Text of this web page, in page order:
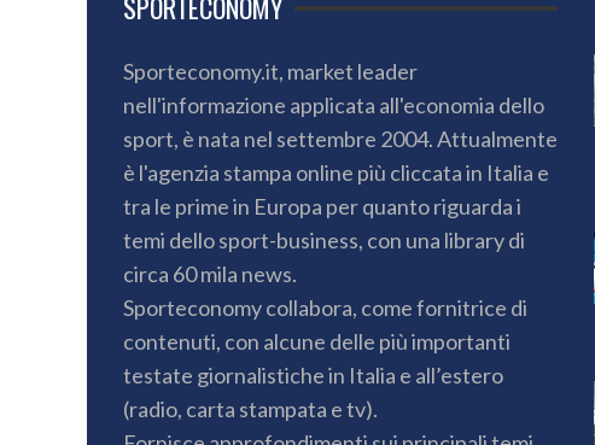
Sporteconomy.it, market leader
nell'informazione applicata all'economia dello
sport, è nata nel settembre 2004. Attualmente
è l'agenzia stampa online più cliccata in Italia e
tra le prime in Europa per quanto riguarda i
temi dello sport-business, con una library di
circa 60 mila news.
Sporteconomy collabora, come fornitrice di
contenuti, con alcune delle più importanti
testate giornalistiche in Italia e all’estero
(radio, carta stampata e tv).